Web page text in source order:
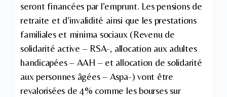
seront financées par l’emprunt. Les pensions de
retraite et d’invalidité ainsi que les prestations
familiales et minima sociaux (Revenu de
solidarité active – RSA-, allocation aux adultes
handicapées – AAH – et allocation de solidarité
aux personnes âgées – Aspa-) vont être
revalorisées de 4% comme les bourses sur